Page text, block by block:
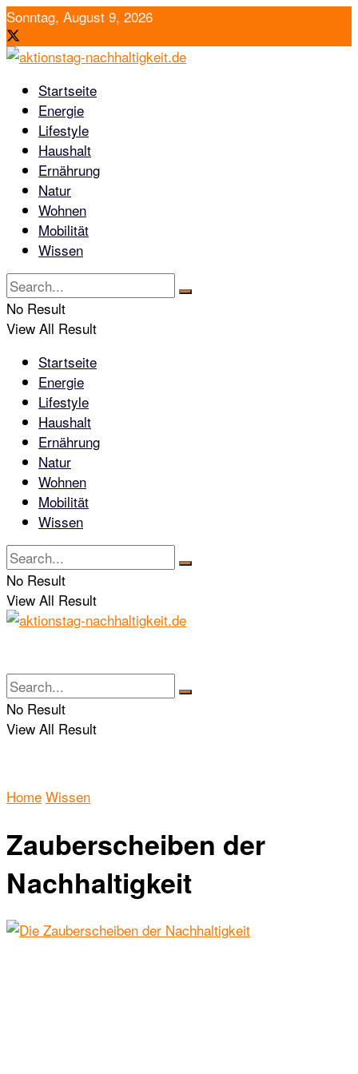
Sonntag, August 9, 2026
Startseite
Energie
Lifestyle
Haushalt
Ernährung
Natur
Wohnen
Mobilität
Wissen
No Result
View All Result
Startseite
Energie
Lifestyle
Haushalt
Ernährung
Natur
Wohnen
Mobilität
Wissen
No Result
View All Result
No Result
View All Result
Home Wissen
Zauberscheiben der
Nachhaltigkeit